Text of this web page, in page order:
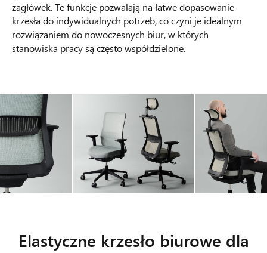
zagłówek. Te funkcje pozwalają na łatwe dopasowanie
krzesła do indywidualnych potrzeb, co czyni je idealnym
rozwiązaniem do nowoczesnych biur, w których
stanowiska pracy są często współdzielone.
Elastyczne krzesło biurowe dla